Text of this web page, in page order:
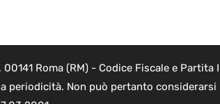
Roma (RM) - Codice Fiscale e Partita
periodicità. Non può pertanto